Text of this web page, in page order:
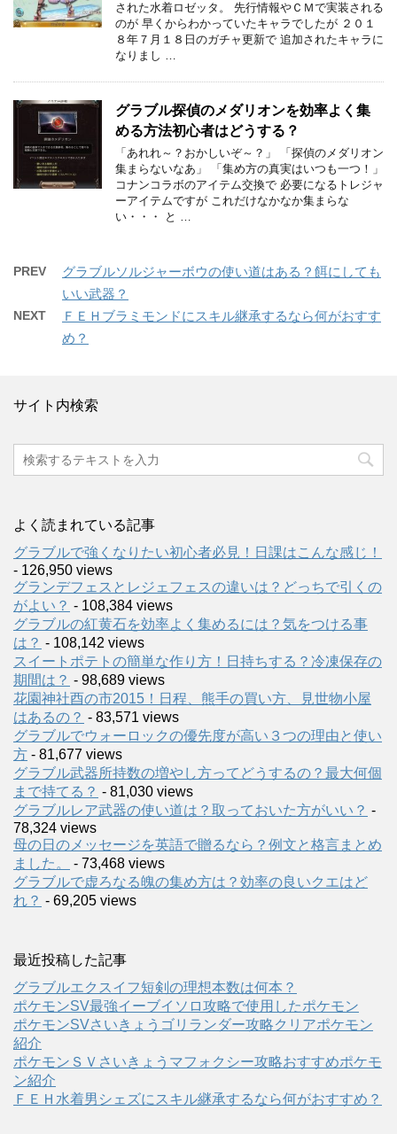
された水着ロゼッタ。 先行情報やＣＭで実装される
のが 早くからわかっていたキャラでしたが ２０１
８年７月１８日のガチャ更新で 追加されたキャラに
なりまし …
グラブル探偵のメダリオンを効率よく集
める方法初心者はどうする？
「あれれ～？おかしいぞ～？」 「探偵のメダリオン
集まらないなあ」 「集め方の真実はいつも一つ！」
コナンコラボのアイテム交換で 必要になるトレジャ
ーアイテムですが これだけなかなか集まらな
い・・・ と …
PREV
グラブルソルジャーボウの使い道はある？餌にしても
いい武器？
NEXT
ＦＥＨブラミモンドにスキル継承するなら何がおすす
め？
サイト内検索
よく読まれている記事
グラブルで強くなりたい初心者必見！日課はこんな感じ！
- 126,950 views
グランデフェスとレジェフェスの違いは？どっちで引くの
がよい？ - 108,384 views
グラブルの紅黄石を効率よく集めるには？気をつける事
は？ - 108,142 views
スイートポテトの簡単な作り方！日持ちする？冷凍保存の
期間は？ - 98,689 views
花園神社酉の市2015！日程、熊手の買い方、見世物小屋
はあるの？ - 83,571 views
グラブルでウォーロックの優先度が高い３つの理由と使い
方 - 81,677 views
グラブル武器所持数の増やし方ってどうするの？最大何個
まで持てる？ - 81,030 views
グラブルレア武器の使い道は？取っておいた方がいい？ -
78,324 views
母の日のメッセージを英語で贈るなら？例文と格言まとめ
ました。
- 73,468 views
グラブルで虚ろなる魄の集め方は？効率の良いクエはど
れ？ - 69,205 views
最近投稿した記事
グラブルエクスイフ短剣の理想本数は何本？
ポケモンSV最強イーブイソロ攻略で使用したポケモン
ポケモンSVさいきょうゴリランダー攻略クリアポケモン
紹介
ポケモンＳＶさいきょうマフォクシー攻略おすすめポケモ
ン紹介
ＦＥＨ水着男シェズにスキル継承するなら何がおすすめ？